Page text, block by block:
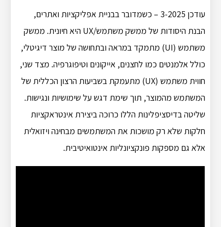
עודכן 3-2025 – כשמדובר בבניית אפליקציות ואתרים,
הבנת היסודות של ממשק משתמש/UX היא חיונית.
ממשק
משתמש (UI) מתמקד במראה ובתחושה של מוצר דיגיטלי,
כולל אלמנטים כמו לחצנים, אייקונים וטיפוגרפיה. מצד שני,
חווית משתמש (UX) מתעמקת בשביעות הרצון הכללית של
המשתמש מהמוצר, תוך שימת דגש על שימושיות ונגישות.
שליטה בדיסציפלינות הללו כרוכה ביצירת אינטראקציות
חלקות שלא רק מושכות את המשתמשים מבחינה ויזואלית
אלא גם מספקות פונקציונליות אינטואיטיבית.